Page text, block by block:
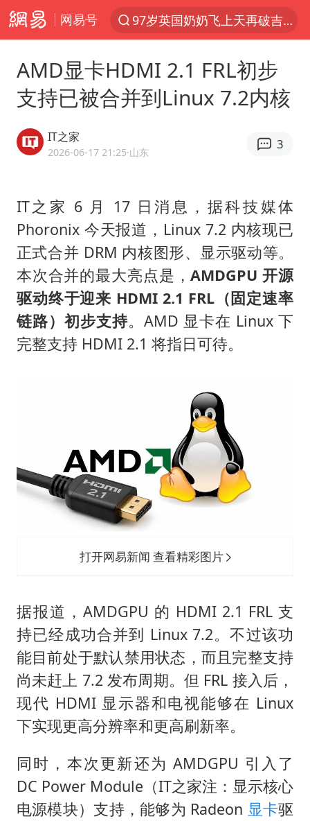
网易号
97岁英国奶奶飞上天再破吉尼斯纪录
汪峰阻止14岁女儿买大牌
泸溪河：桃酥吃出金属牙冠视频不实
立秋的仪式感
改名后的“青海拉面”店
台军“汉光秀”开场闹剧多
公司“上四休三”但要降薪1000元
泰高官回应中国人在泰遭歧视：全面调查
四川宜宾市高县发生4.9级地震
“空调24小时开着更省电”不实
粉笔教育发布“自曝式”公开信
AMD显卡HDMI 2.1 FRL初步
支持已被合并到Linux 7.2内核
IT之家
2026-06-17 21:25·山东
3
IT之家 6 月 17 日消息，据科技媒体
Phoronix 今天报道，Linux 7.2 内核现已
正式合并 DRM 内核图形、显示驱动等。
本次合并的最大亮点是，AMDGPU 开源
驱动终于迎来 HDMI 2.1 FRL（固定速率
链路）初步支持。AMD 显卡在 Linux 下
完整支持 HDMI 2.1 将指日可待。
打开网易新闻 查看精彩图片
据报道，AMDGPU 的 HDMI 2.1 FRL 支
持已经成功合并到 Linux 7.2。不过该功
能目前处于默认禁用状态，而且完整支持
尚未赶上 7.2 发布周期。但 FRL 接入后，
现代 HDMI 显示器和电视能够在 Linux
下实现更高分辨率和更高刷新率。
同时，本次更新还为 AMDGPU 引入了
DC Power Module（IT之家注：显示核心
电源模块）支持，能够为 Radeon 显卡驱